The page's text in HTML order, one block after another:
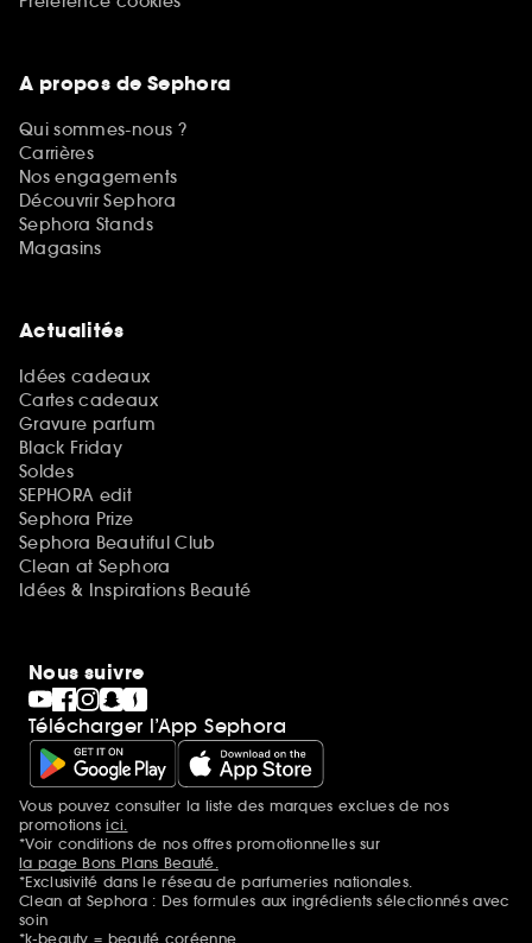
A propos de Sephora
Qui sommes-nous ?
Carrières
Nos engagements
Découvrir Sephora
Sephora Stands
Magasins
Actualités
Idées cadeaux
Cartes cadeaux
Gravure parfum
Black Friday
Soldes
SEPHORA edit
Sephora Prize
Sephora Beautiful Club
Clean at Sephora
Idées & Inspirations Beauté
Nous suivre
Télécharger l’App Sephora
Mentions additionnelles
Vous pouvez consulter la liste des marques exclues de nos
promotionsici.
*Voir conditions de nos offres promotionnelles sur
la page Bons Plans Beauté.
*Exclusivité dans le réseau de parfumeries nationales.
Clean at Sephora : Des formules aux ingrédients sélectionnés avec
soin
*k-beauty = beauté coréenne